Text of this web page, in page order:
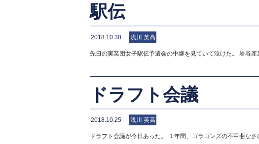
駅伝
2018.10.30 浅川 英高
先日の実業団女子駅伝予選会の中継を見ていて泣けた。 岩谷
ドラフト会議
2018.10.25 浅川 英高
ドラフト会議が今日あった。 １年間、ゴラゴンズの不甲斐な